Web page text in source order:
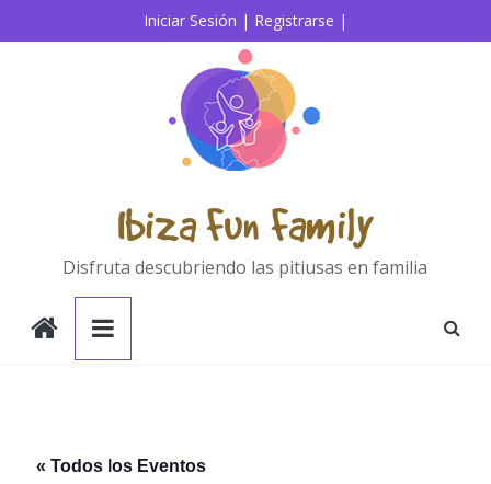
al
Iniciar Sesión | Registrarse |
Ibiza Fun Family
Disfruta descubriendo las pitiusas en familia
« Todos los Eventos